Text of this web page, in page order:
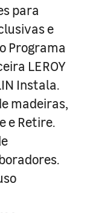
para
e
Programa
LEROY
Instala.
madeiras,
e Retire.